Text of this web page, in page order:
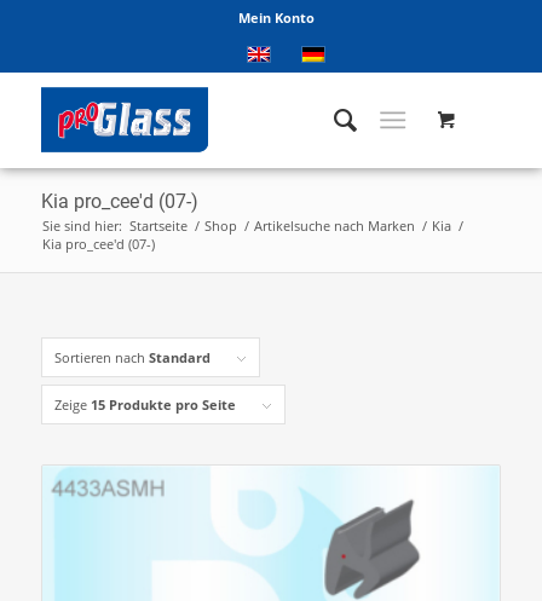
Mein Konto
Kia pro_cee'd (07-)
Sie sind hier: Startseite / Shop / Artikelsuche nach Marken / Kia /
Kia pro_cee'd (07-)
Sortieren nach Standard
Zeige 15 Produkte pro Seite